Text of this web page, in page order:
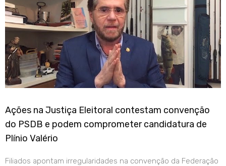
Ações na Justiça Eleitoral contestam convenção
do PSDB e podem comprometer candidatura de
Plínio Valério
Filiados apontam irregularidades na convenção da Federação